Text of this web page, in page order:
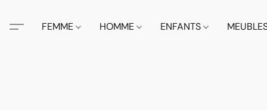
FEMME HOMME ENFANTS